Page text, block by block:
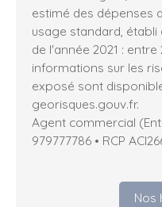
estimé des dépenses
usage standard,
de l'année 2021 :
informations sur les
exposé sont
georisques.gouv.fr.
Agent commercial
979777786 • RCP
Nos